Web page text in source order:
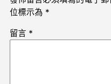
位標示為 *
留言 *